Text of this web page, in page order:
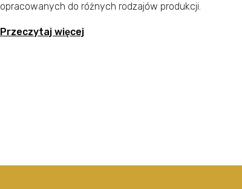
opracowanych do różnych rodzajów produkcji.
Przeczytaj więcej